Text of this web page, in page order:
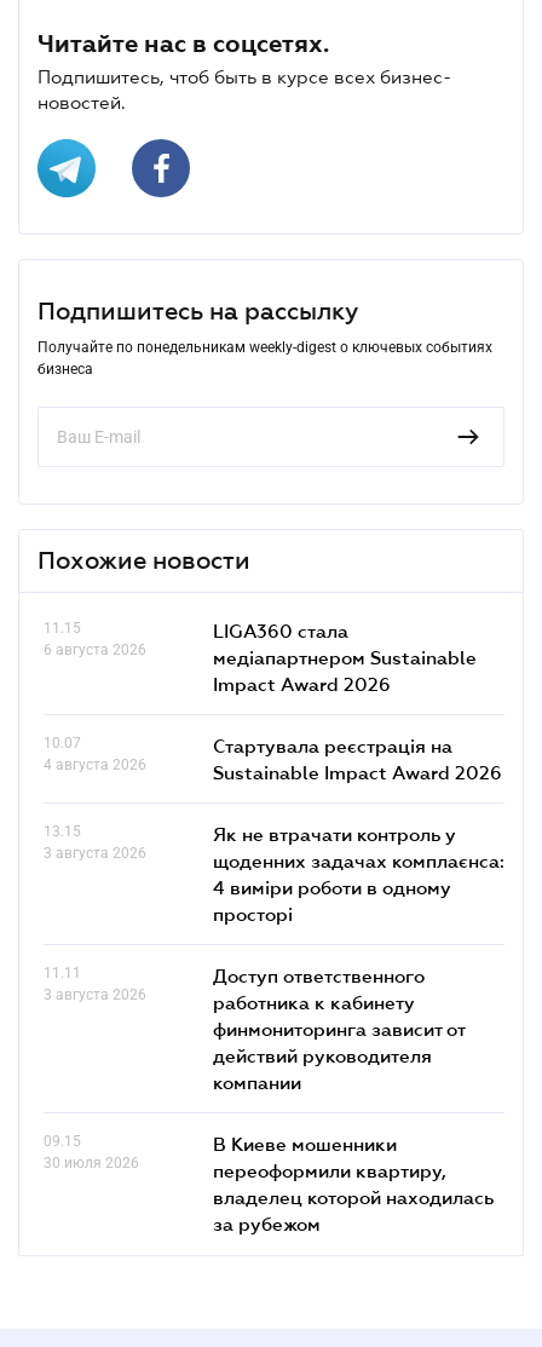
Читайте нас в соцсетях.
Подпишитесь, чтоб быть в курсе всех бизнес-
новостей.
Подпишитесь на рассылку
Получайте по понедельникам weekly-digest о ключевых событиях
бизнеса
Похожие новости
11.15
6 августа 2026
LIGA360 стала
медіапартнером Sustainable
Impact Award 2026
10.07
4 августа 2026
Стартувала реєстрація на
Sustainable Impact Award 2026
13.15
3 августа 2026
Як не втрачати контроль у
щоденних задачах комплаєнса:
4 виміри роботи в одному
просторі
11.11
3 августа 2026
Доступ ответственного
работника к кабинету
финмониторинга зависит от
действий руководителя
компании
09.15
30 июля 2026
В Киеве мошенники
переоформили квартиру,
владелец которой находилась
за рубежом